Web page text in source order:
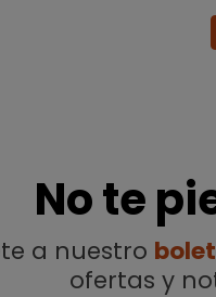
No te
a nuestro
ofertas y